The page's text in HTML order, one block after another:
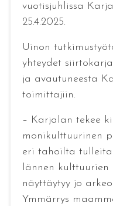
vuotisjuhlissa
25.4.2025.
Uinon
yhteydet
ja avautuneesta
toimittajiin.
– Karjalan tekee
monikulttuurinen
eri tahoilta
lännen kulttuurien
näyttäytyy jo
Ymmärrys